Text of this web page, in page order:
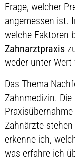
Frage, welcher
angemessen ist.
welche Faktoren
Zahnarztpraxis
weder unter Wert
Das Thema
Zahnmedizin.
Zahnärzte
erkenne ich,
was erfahre ich